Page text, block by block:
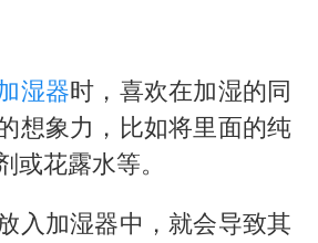
湿器时，喜欢在加湿的同
想象力，比如将里面的纯
或花露水等。
入加湿器中，就会导致其